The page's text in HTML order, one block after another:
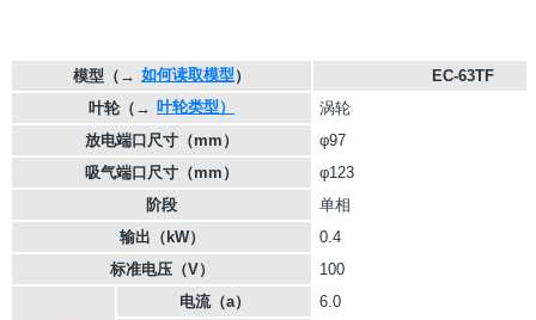
模型 （→ 如何读取模型 ）
EC-63TF
叶轮 （→ 叶轮类型）
涡轮
放电端口尺寸（mm）
φ97
吸气端口尺寸（mm）
φ123
阶段
单相
输出（kW）
0.4
标准电压（V）
100
电流（a）
6.0